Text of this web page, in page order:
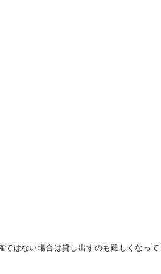
ではない場合は貸し出すのも難しくなって